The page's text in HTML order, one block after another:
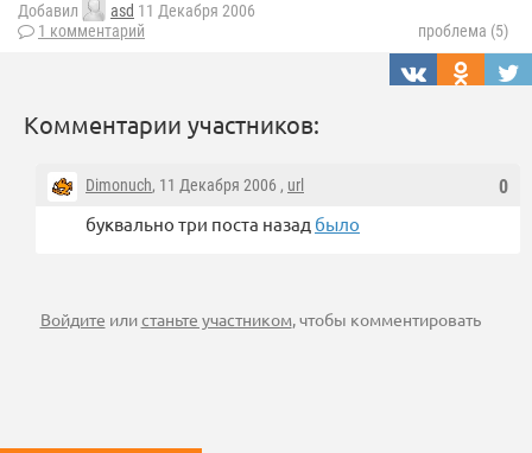
Добавил asd 11 Декабря 2006
1 комментарий
проблема (5)
Комментарии участников:
0
Dimonuch, 11 Декабря 2006 , url
буквально три поста назад было
Войдите илистаньте участником, чтобы комментировать